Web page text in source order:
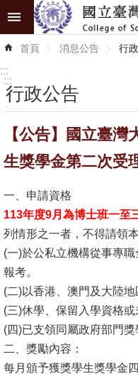
跳到主要內容區塊
進
階
識
學
單
位
研
究
消
息
首頁 消息公告 行
:::
:::
行政公告
【公告】國立臺
生獎學金第二次受
一、申請資格
113年度9月為博士班一至
列情形之一者，不得請領
(一)於公私立機構從事專
報考。
(二)以香港、澳門及大陸地
(三)休學、保留入學資格或
(四)已支領同屬政府部門獎
二、獎勵內容：
每月頒予獲獎學生獎學金